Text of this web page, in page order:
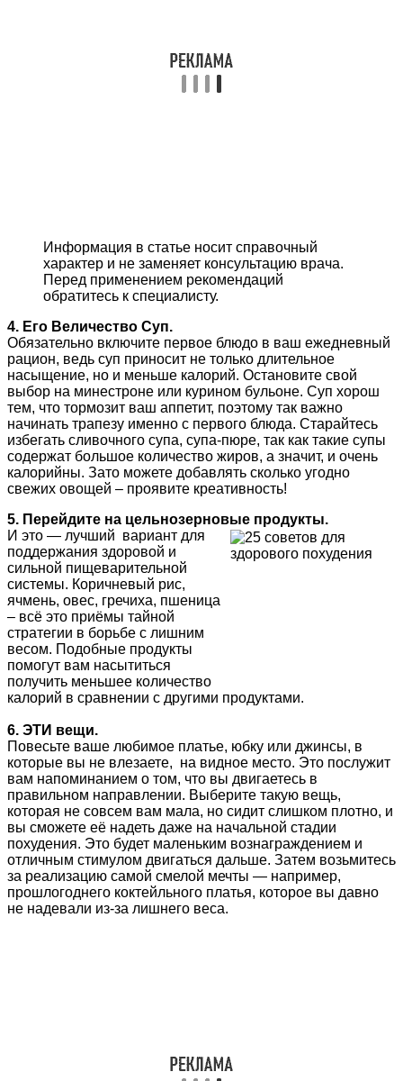
Информация в статье носит справочный
характер и не заменяет консультацию врача.
Перед применением рекомендаций
обратитесь к специалисту.
4. Его Величество Суп.
Обязательно включите первое блюдо в ваш ежедневный
рацион, ведь суп приносит не только длительное
насыщение, но и меньше калорий. Остановите свой
выбор на минестроне или курином бульоне. Суп хорош
тем, что тормозит ваш аппетит, поэтому так важно
начинать трапезу именно с первого блюда. Старайтесь
избегать сливочного супа, супа-пюре, так как такие супы
содержат большое количество жиров, а значит, и очень
калорийны. Зато можете добавлять сколько угодно
свежих овощей – проявите креативность!
5. Перейдите на цельнозерновые продукты.
И это — лучший вариант для
поддержания здоровой и
сильной пищеварительной
системы. Коричневый рис,
ячмень, овес, гречиха, пшеница
– всё это приёмы тайной
стратегии в борьбе с лишним
весом. Подобные продукты
помогут вам насытиться
получить меньшее количество
калорий в сравнении с другими продуктами.
6. ЭТИ вещи.
Повесьте ваше любимое платье, юбку или джинсы, в
которые вы не влезаете, на видное место. Это послужит
вам напоминанием о том, что вы двигаетесь в
правильном направлении. Выберите такую вещь,
которая не совсем вам мала, но сидит слишком плотно, и
вы сможете её надеть даже на начальной стадии
похудения. Это будет маленьким вознаграждением и
отличным стимулом двигаться дальше. Затем возьмитесь
за реализацию самой смелой мечты — например,
прошлогоднего коктейльного платья, которое вы давно
не надевали из-за лишнего веса.